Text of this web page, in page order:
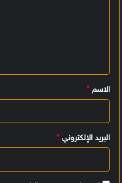
ي
ق
الاسم *
البريد الإلكتروني *